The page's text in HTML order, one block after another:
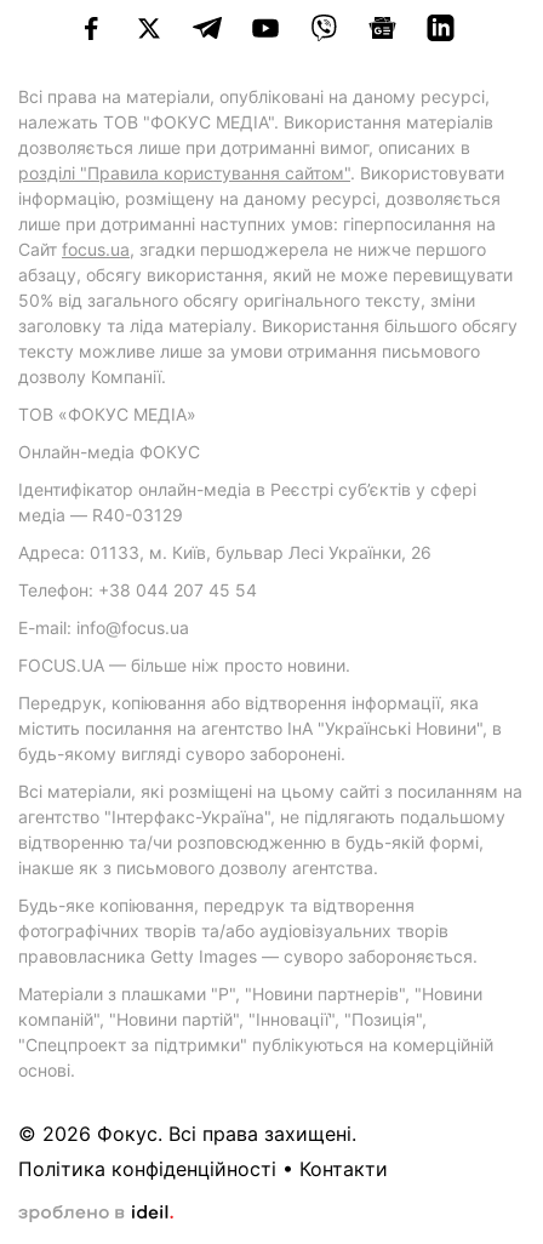
Всі права на матеріали, опубліковані на даному ресурсі,
належать ТОВ "ФОКУС МЕДІА". Використання матеріалів
дозволяється лише при дотриманні вимог, описаних в
розділі "Правила користування сайтом". Використовувати
інформацію, розміщену на даному ресурсі, дозволяється
лише при дотриманні наступних умов: гіперпосилання на
Cайт focus.ua, згадки першоджерела не нижче першого
абзацу, обсягу використання, який не може перевищувати
50% від загального обсягу оригінального тексту, зміни
заголовку та ліда матеріалу. Використання більшого обсягу
тексту можливе лише за умови отримання письмового
дозволу Компанії.
ТОВ «ФОКУС МЕДІА»
Онлайн-медіа ФОКУС
Ідентифікатор онлайн-медіа в Реєстрі суб’єктів у сфері
медіа — R40-03129
Адреса: 01133, м. Київ, бульвар Лесі Українки, 26
Телефон: +38 044 207 45 54
E-mail: info@focus.ua
FOCUS.UA — більше ніж просто новини.
Передрук, копіювання або відтворення інформації, яка
містить посилання на агентство ІнА "Українські Новини", в
будь-якому вигляді суворо заборонені.
Всі матеріали, які розміщені на цьому сайті з посиланням на
агентство "Інтерфакс-Україна", не підлягають подальшому
відтворенню та/чи розповсюдженню в будь-якій формі,
інакше як з письмового дозволу агентства.
Будь-яке копіювання, передрук та відтворення
фотографічних творів та/або аудіовізуальних творів
правовласника Getty Images — суворо забороняється.
Матеріали з плашками "Р", "Новини партнерів", "Новини
компаній", "Новини партій", "Інновації", "Позиція",
"Спецпроект за підтримки" публікуються на комерційній
основі.
© 2026 Фокус. Всі права захищені.
Політика конфіденційності • Контакти